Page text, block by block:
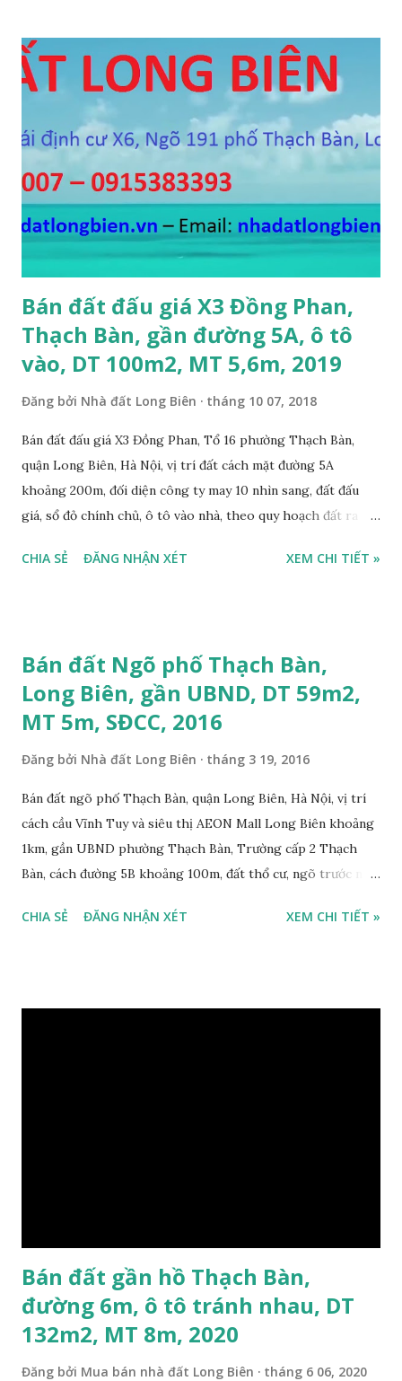
trung gian, Môi giới và Quảng cáo trực tuyến ĐÃ BÁN
Bán đất đấu giá X3 Đồng Phan,
Thạch Bàn, gần đường 5A, ô tô
vào, DT 100m2, MT 5,6m, 2019
Đăng bởi Nhà đất Long Biên tháng 10 07, 2018
Bán đất đấu giá X3 Đồng Phan, Tổ 16 phường Thạch Bàn,
quận Long Biên, Hà Nội, vị trí đất cách mặt đường 5A
khoảng 200m, đối diện công ty may 10 nhìn sang, đất đấu
giá, sổ đỏ chính chủ, ô tô vào nhà, theo quy hoạch đất ra
nở hậu, tiện để ở, làm kho xưởng, sổ đỏ chính chủ, giá bán:
CHIA SẺ ĐĂNG NHẬN XÉT XEM CHI TIẾT »
Bán đất Ngõ phố Thạch Bàn,
Long Biên, gần UBND, DT 59m2,
MT 5m, SĐCC, 2016
Đăng bởi Nhà đất Long Biên tháng 3 19, 2016
Bán đất ngõ phố Thạch Bàn, quận Long Biên, Hà Nội, vị trí
cách cầu Vĩnh Tuy và siêu thị AEON Mall Long Biên khoảng
1km, gần UBND phường Thạch Bàn, Trường cấp 2 Thạch
Bàn, cách đường 5B khoảng 100m, đất thổ cư, ngõ trước nhà
mặt tiền 5m, sổ đỏ chính chủ, giá bán 30 triệu/m2. Liên hệ:
CHIA SẺ ĐĂNG NHẬN XÉT XEM CHI TIẾT »
Bán đất gần hồ Thạch Bàn,
đường 6m, ô tô tránh nhau, DT
132m2, MT 8m, 2020
Đăng bởi Mua bán nhà đất Long Biên tháng 6 06, 2020